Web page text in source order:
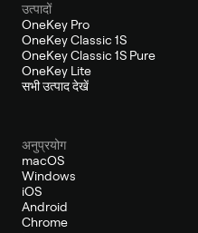
उत्पादों
OneKey Pro
OneKey Classic 1S
OneKey Classic 1S Pure
OneKey Lite
सभी उत्पाद देखें
अनुप्रयोग
macOS
Windows
iOS
Android
Chrome